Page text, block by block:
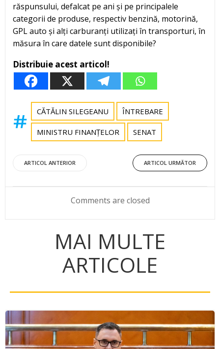
răspunsului, defalcat pe ani și pe principalele
categorii de produse, respectiv benzină, motorină,
GPL auto și alți carburanți utilizați în transporturi, în
măsura în care datele sunt disponibile?
Distribuie acest articol!
CĂTĂLIN SILEGEANU ÎNTREBARE
MINISTRU FINANȚELOR SENAT
Post
navigation
ARTICOL ANTERIOR
Post
navigation
ARTICOL URMĂTOR
Comments are closed
MAI MULTE
ARTICOLE